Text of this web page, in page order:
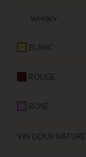
WHISKY
BLANC
ROUGE
ROSÉ
VIN DOUX